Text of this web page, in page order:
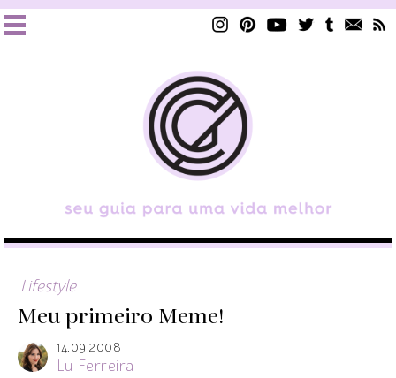
Lifestyle
Meu primeiro Meme!
14.09.2008
Lu Ferreira